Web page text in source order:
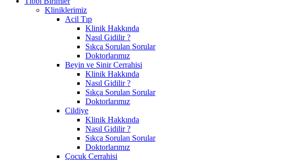
Kliniklerimiz
Acil Tıp
Klinik Hakkında
Nasıl Gidilir ?
Sıkça Sorulan Sorular
Doktorlarımız
Beyin ve Sinir Cerrahisi
Klinik Hakkında
Nasıl Gidilir ?
Sıkça Sorulan Sorular
Doktorlarımız
Cildiye
Klinik Hakkında
Nasıl Gidilir ?
Sıkça Sorulan Sorular
Doktorlarımız
Çocuk Cerrahisi